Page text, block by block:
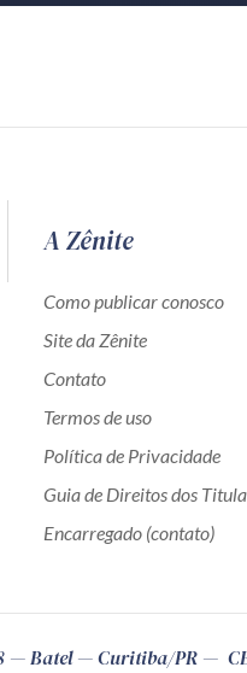
A Zênite
Como publicar conosco
Site da Zênite
Contato
Termos de uso
Política de Privacidade
Guia de Direitos dos
Encarregado (contato)
Batel Curitiba/PR